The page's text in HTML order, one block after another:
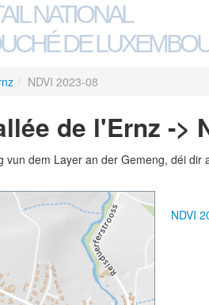
NATIONAL
DE
/ NDVI 2023-08
de l'Ernz ->
vun dem Layer an der Gemeng, déi
NDVI